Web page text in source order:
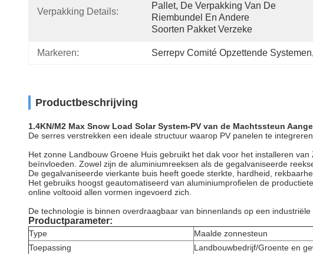
Verpakking Details:
Pallet, De Verpakking Van De
Riembundel En Andere
Soorten Pakket Verzeke
Markeren: Serrepv Comité Opzettende Systemen,
Productbeschrijving
1.4KN/M2 Max Snow Load Solar System-PV van de Machtssteun
De serres verstrekken een ideale structuur waarop PV panelen te
Het zonne Landbouw Groene Huis gebruikt het dak voor het installeren
beïnvloeden. Zowel zijn de aluminiumreeksen als de gegalvaniseerde
De gegalvaniseerde vierkante buis heeft goede sterkte, hardheid,
Het gebruiks hoogst geautomatiseerd van aluminiumprofielen de
online voltooid allen vormen ingevoerd zich.
De technologie is binnen overdraagbaar van binnenlands op een
Productparameter:
Type
Maalde zonnesteun
Toepassing
Landbouwbedrijf/Groente en